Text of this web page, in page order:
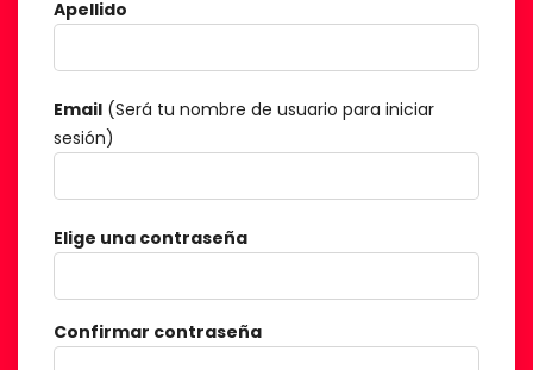
Apellido
Email (Será tu nombre de usuario para iniciar
sesión)
Elige una contraseña
Confirmar contraseña